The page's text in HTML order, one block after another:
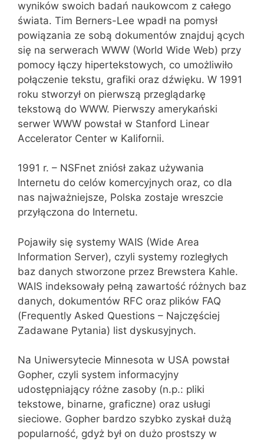
wyników swoich badań naukowcom z całego
świata. Tim Berners-Lee wpadł na pomysł
powiązania ze sobą dokumentów znajduj ących
się na serwerach WWW (World Wide Web) przy
pomocy łączy hipertekstowych, co umożliwiło
połączenie tekstu, grafiki oraz dźwięku. W 1991
roku stworzył on pierwszą przeglądarkę
tekstową do WWW. Pierwszy amerykański
serwer WWW powstał w Stanford Linear
Accelerator Center w Kalifornii.
1991 r. – NSFnet zniósł zakaz używania
Internetu do celów komercyjnych oraz, co dla
nas najważniejsze, Polska zostaje wreszcie
przyłączona do Internetu.
Pojawiły się systemy WAIS (Wide Area
Information Server), czyli systemy rozległych
baz danych stworzone przez Brewstera Kahle.
WAIS indeksowały pełną zawartość różnych baz
danych, dokumentów RFC oraz plików FAQ
(Frequently Asked Questions – Najczęściej
Zadawane Pytania) list dyskusyjnych.
Na Uniwersytecie Minnesota w USA powstał
Gopher, czyli system informacyjny
udostępniający różne zasoby (n.p.: pliki
tekstowe, binarne, graficzne) oraz usługi
sieciowe. Gopher bardzo szybko zyskał dużą
popularność, gdyż był on dużo prostszy w